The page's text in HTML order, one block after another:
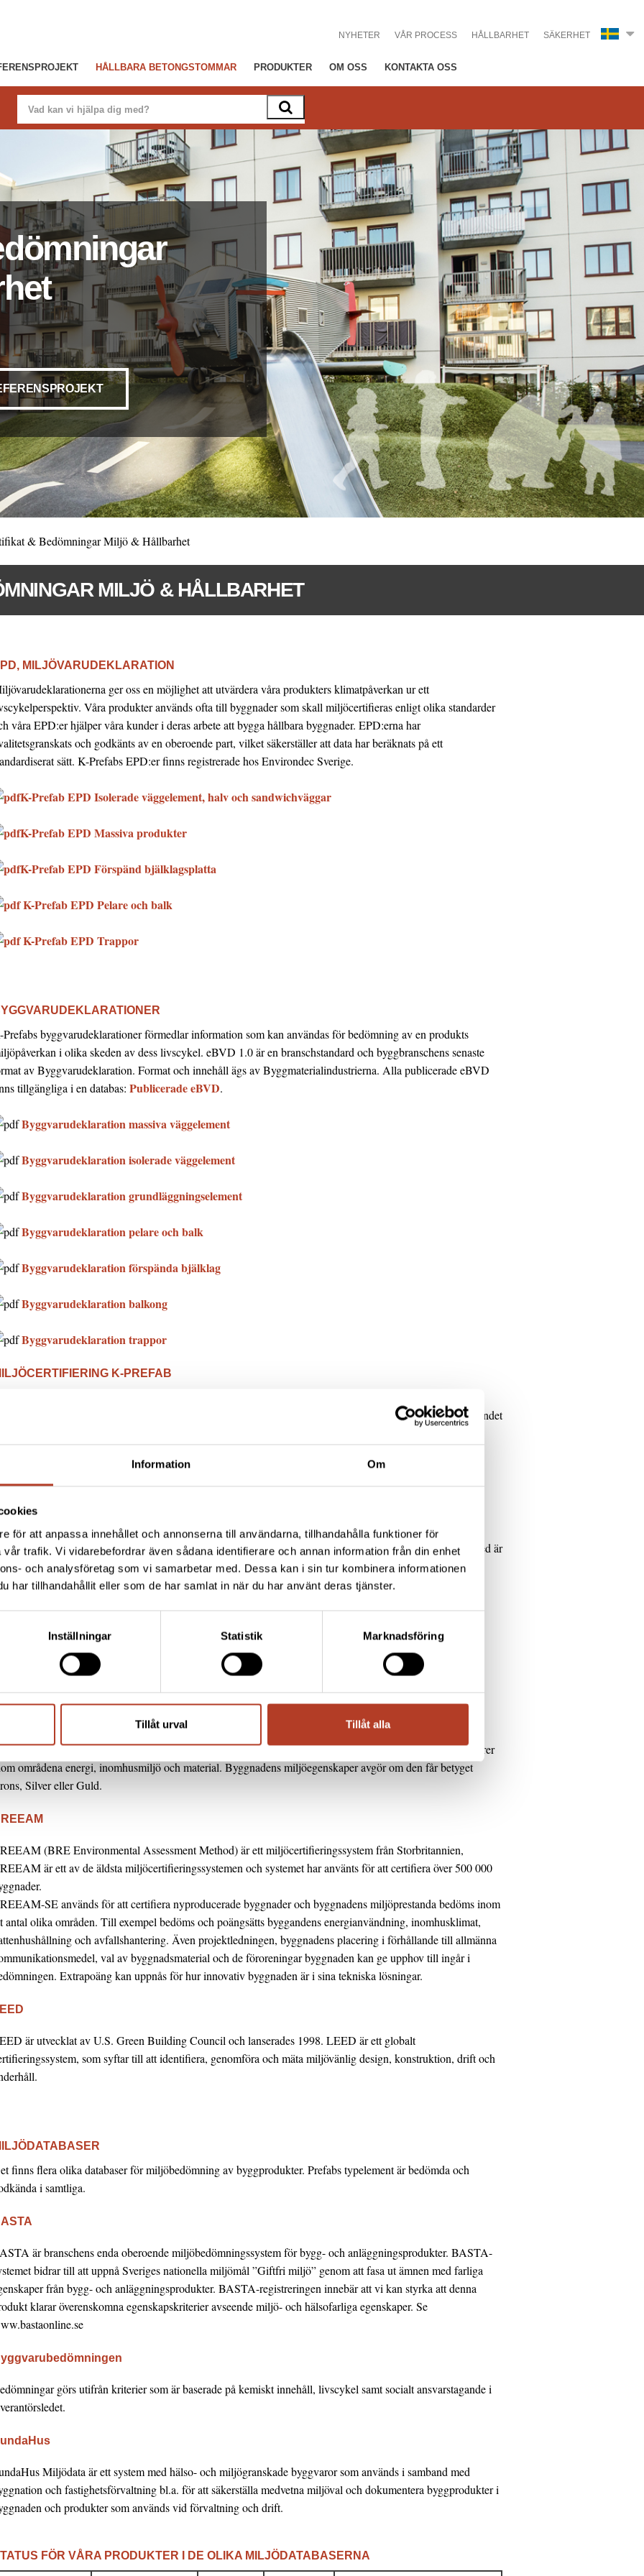
Information Om
för att anpassa innehållet och annonserna till användarna, tillhandahålla funktioner för
trafik. Vi vidarebefordrar även sådana identifierare och annan information från din enhet
och analysföretag som vi samarbetar med. Dessa kan i sin tur kombinera informationen
har tillhandahållit eller som de har samlat in när du har använt deras tjänster.
Inställningar Statistik Marknadsföring
Tillåt urval Tillåt alla
HÅLLBARA BETONGSTOMMAR PRODUKTER OM OSS KONTAKTA OSS
NYHETER VÅR PROCESS HÅLLBARHET SÄKERHET
& Bedömningar Miljö & Hållbarhet
MILJÖ & HÅLLBARHET
MILJÖVARUDEKLARATION
ger oss en möjlighet att utvärdera våra produkters klimatpåverkan ur ett
Våra produkter används ofta till byggnader som skall miljöcertifieras enligt olika standarder
våra EPD:er hjälper våra kunder i deras arbete att bygga hållbara byggnader. EPD:erna har
och godkänts av en oberoende part, vilket säkerställer att data har beräknats på ett
sätt. K-Prefabs EPD:er finns registrerade hos Environdec Sverige.
K-Prefab EPD Isolerade väggelement, halv och sandwichväggar
K-Prefab EPD Massiva produkter
K-Prefab EPD Förspänd bjälklagsplatta
K-Prefab EPD Pelare och balk
K-Prefab EPD Trappor
byggvarudeklarationer förmedlar information som kan användas för bedömning av en produkts
i olika skeden av dess livscykel. eBVD 1.0 är en branschstandard och byggbranschens senaste
av Byggvarudeklaration. Format och innehåll ägs av Byggmaterialindustrierna. Alla publicerade eBVD
tillgängliga i en databas: Publicerade eBVD.
Byggvarudeklaration massiva väggelement
Byggvarudeklaration isolerade väggelement
Byggvarudeklaration grundläggningselement
Byggvarudeklaration pelare och balk
Byggvarudeklaration förspända bjälklag
Byggvarudeklaration balkong
Byggvarudeklaration trappor
K-PREFAB
14001:2015 är en internationell standard för miljöledningssystem. K-Prefabs anläggningar genomgår regelbundet
K-Prefab ISO 14001 Miljöcertifikat
finns ett flertal olika system för miljöcertifiering av byggnader. De vanligaste som våra kunder arbetar med är
och Miljöbyggnad.
Småhus, flerbostadshus och förskolebyggnader kan Svanenmärkas. Svanenmärkta byggnader utvärderas
användas i Svanenmärkta byggnader ska vara godkända i Husproduktportalen. K-Prefabs typelement är
är ett miljöcertifieringssystem för byggnader. En byggnad bedöms med upp till sexton indikatorer
områdena energi, inomhusmiljö och material. Byggnadens miljöegenskaper avgör om den får betyget
Silver eller Guld.
(BRE Environmental Assessment Method) är ett miljöcertifieringssystem från Storbritannien,
är ett av de äldsta miljöcertifieringssystemen och systemet har använts för att certifiera över 500 000
SE används för att certifiera nyproducerade byggnader och byggnadens miljöprestanda bedöms inom
antal olika områden. Till exempel bedöms och poängsätts byggandens energianvändning, inomhusklimat,
och avfallshantering. Även projektledningen, byggnadens placering i förhållande till allmänna
val av byggnadsmaterial och de föroreningar byggnaden kan ge upphov till ingår i
Extrapoäng kan uppnås för hur innovativ byggnaden är i sina tekniska lösningar.
är utvecklat av U.S. Green Building Council och lanserades 1998. LEED är ett globalt
som syftar till att identifiera, genomföra och mäta miljövänlig design, konstruktion, drift och
finns flera olika databaser för miljöbedömning av byggprodukter. Prefabs typelement är bedömda och
i samtliga.
är branschens enda oberoende miljöbedömningssystem för bygg- och anläggningsprodukter. BASTA-
bidrar till att uppnå Sveriges nationella miljömål ”Giftfri miljö” genom att fasa ut ämnen med farliga
från bygg- och anläggningsprodukter. BASTA-registreringen innebär att vi kan styrka att denna
klarar överenskomna egenskapskriterier avseende miljö- och hälsofarliga egenskaper. Se
görs utifrån kriterier som är baserade på kemiskt innehåll, livscykel samt socialt ansvarstagande i
Miljödata är ett system med hälso- och miljögranskade byggvaror som används i samband med
och fastighetsförvaltning bl.a. för att säkerställa medvetna miljöval och dokumentera byggprodukter i
och produkter som används vid förvaltning och drift.
FÖR VÅRA PRODUKTER I DE OLIKA MILJÖDATABASERNA